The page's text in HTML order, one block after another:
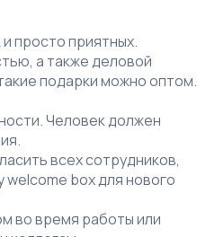
просто приятных.
а также деловой
подарки можно оптом.
Человек должен
всех сотрудников,
box для нового
во время работы или